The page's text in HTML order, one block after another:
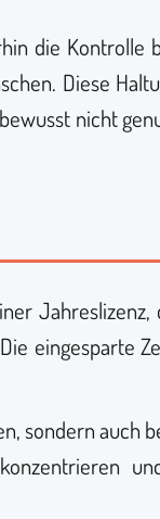
die Kontrolle
Diese
nicht
eingesparte
sondern auch